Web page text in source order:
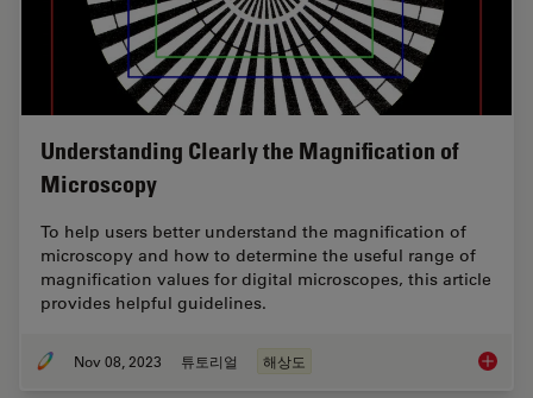
Understanding Clearly the Magnification of
Microscopy
To help users better understand the magnification of
microscopy and how to determine the useful range of
magnification values for digital microscopes, this article
provides helpful guidelines.
Nov 08, 2023 튜토리얼 해상도